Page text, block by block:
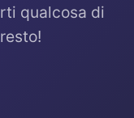
qualcosa di